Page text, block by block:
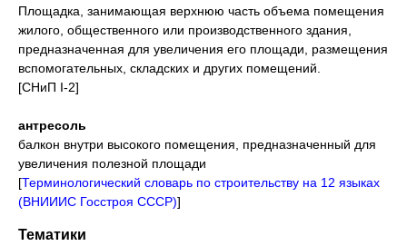
Площадка, занимающая верхнюю часть объема помещения
жилого, общественного или производственного здания,
предназначенная для увеличения его площади, размещения
вспомогательных, складских и других помещений.
[СНиП I-2]
антресоль
балкон внутри высокого помещения, предназначенный для
увеличения полезной площади
[Терминологический словарь по строительству на 12 языках
(ВНИИИС Госстроя СССР)]
Тематики